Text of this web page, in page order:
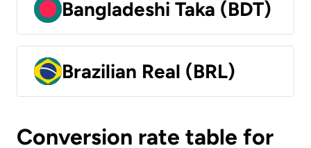
Bangladeshi Taka (BDT)
Brazilian Real (BRL)
Conversion rate table for